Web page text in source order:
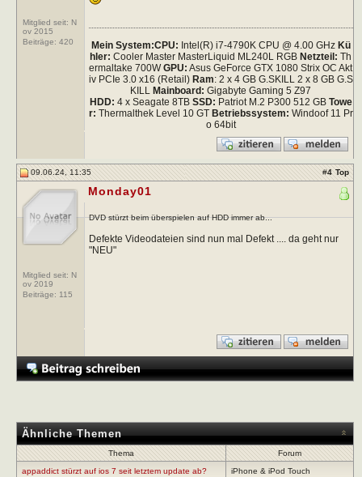
Mitglied seit: N
ov 2015
Beiträge: 420 Mein System:CPU: Intel(R) i7-4790K CPU @ 4.00 GHz Kü
hler: Cooler Master MasterLiquid ML240L RGBNetzteil: Th
ermaltake 700WGPU: Asus GeForce GTX 1080 Strix OC Akt
iv PCIe 3.0 x16 (Retail) Ram: 2 x 4 GB G.SKILL 2 x 8 GB G.S
KILLMainboard: Gigabyte Gaming 5 Z97
HDD: 4 x Seagate 8TB SSD: Patriot M.2 P300 512 GB Towe
r: Thermalthek Level 10 GT Betriebssystem: Windoof 11 Pr
o 64bit
09.06.24, 11:35 #4 Top
Mitglied seit: N
ov 2019
Beiträge: 115
Monday01
DVD stürzt beim überspielen auf HDD immer ab...
Defekte Videodateien sind nun mal Defekt .... da geht nur
"NEU"
Ähnliche Themen
Thema
Forum
appaddict stürzt auf ios 7 seit letztem update ab?
iPhone & iPod Touch